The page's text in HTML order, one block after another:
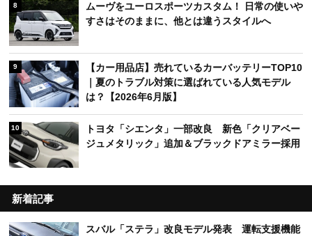
8
ムーヴをユーロスポーツカスタム！ 日常の使いや
すさはそのままに、他とは違うスタイルへ
9
【カー用品店】売れているカーバッテリーTOP10
｜夏のトラブル対策に選ばれている人気モデル
は？【2026年6月版】
10
トヨタ「シエンタ」一部改良 新色「クリアベー
ジュメタリック」追加＆ブラックドアミラー採用
新着記事
スバル「ステラ」改良モデル発表 運転支援機能